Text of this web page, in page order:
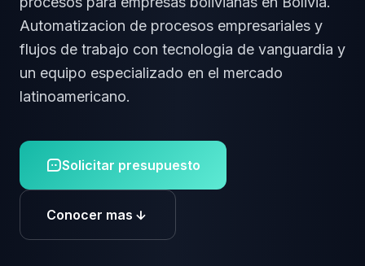
Automatizacion de procesos empresariales y
flujos de trabajo con tecnologia de vanguardia y
un equipo especializado en el mercado
latinoamericano.
Solicitar presupuesto
Conocer mas